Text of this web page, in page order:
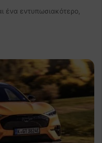
ένα εντυπωσιακότερο,